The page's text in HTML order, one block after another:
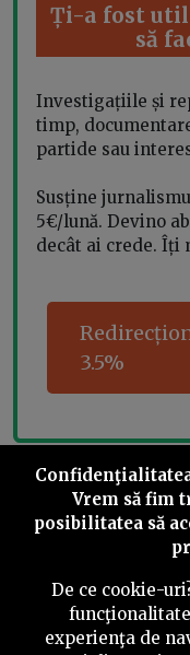
Ți-a fost util
să
Investigațiile și
timp,
partide sau
Susține
5€/lună. Devino
decât ai crede. Îți
3.5%
Vrem să fim
posibilitatea să
De ce cookie-
experienţa de